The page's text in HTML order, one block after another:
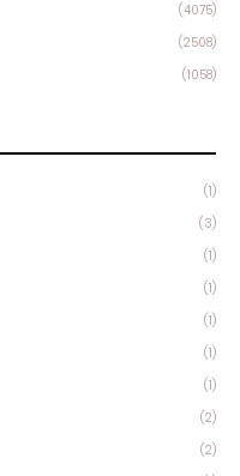
(4075)
(2508)
(1058)
(1)
(3)
(1)
(1)
(1)
(1)
(1)
(2)
(2)